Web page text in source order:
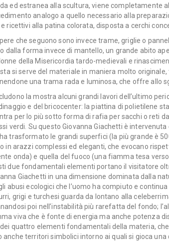
ed estranea alla scultura, viene completamente
analogo a quello necessario alla
e ricettivi alla patina colorata, disposta a cerchi
che seguono sono invece trame, griglie o
dalla forma invece di mantello, un grande abito
della Misericordiatardo-medievali e
si serve del materiale in maniera molto
una trama rada e luminosa, che offre allo
la mostra alcuni grandi lavori dell’ultimo
e del bricocenter: la piattina di polietilene
per lo più sotto forma di rafia per sacchi o reti
verdi. Su questo Giovanna Giachetti è
trasformato le grandi superfici (la più grande è
in arazzi complessi ed eleganti, che evocano
onda) e quella del fuoco (una fiamma tesa
due fondamentali elementi portano il visitatore
Giachetti in una dimensione dominata dalla
abusi ecologici che l’uomo ha compiuto e
grigi e turchesi guarda da lontano alla
poi nell’instabilità più rarefatta del fondo;
viva che è fonte di energia ma anche potenza
quattro elementi fondamentali della materia,
anche territori simbolici intorno ai quali si gioca